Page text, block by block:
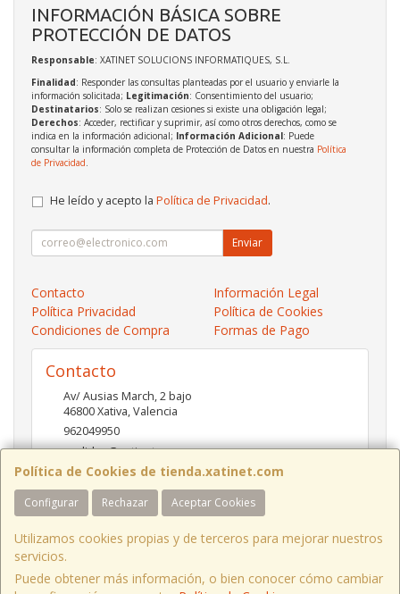
Política de Cookies de tienda.xatinet.com
Configurar Rechazar Aceptar Cookies
Utilizamos cookies propias y de terceros para mejorar nuestros
servicios.
Puede obtener más información, o bien conocer cómo cambiar
INFORMACIÓN BÁSICA SOBRE
PROTECCIÓN DE DATOS
Responsable: XATINET SOLUCIONS INFORMATIQUES, S.L.
Finalidad: Responder las consultas planteadas por el usuario y enviarle la
información solicitada; Legitimación: Consentimiento del usuario;
Destinatarios: Solo se realizan cesiones si existe una obligación legal;
Derechos: Acceder, rectificar y suprimir, así como otros derechos, como se
indica en la información adicional; Información Adicional: Puede
consultar la información completa de Protección de Datos en nuestra Política
de Privacidad
He leído y acepto la Política de Privacidad.
Enviar
Contacto
Información Legal
Política Privacidad
Política de Cookies
Condiciones de Compra
Formas de Pago
Contacto
Av/ Ausias March, 2 bajo
46800Xativa,Valencia
962049950
pedidos@xatinet.com
Horario
9-13:30 16:30-19:30